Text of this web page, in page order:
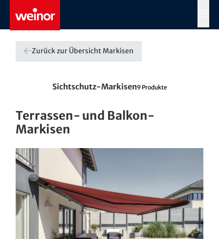
Skip to main content
Zurück zur Übersicht Markisen
Sichtschutz-Markisen9 Produkte
Terrassen- und Balkon-
Markisen